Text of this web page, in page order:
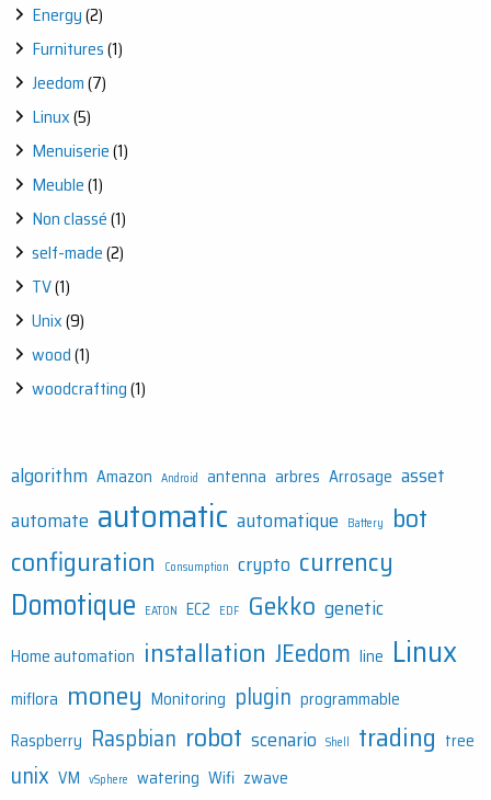
Energy(2)
Furnitures(1)
Jeedom(7)
Linux(5)
Menuiserie(1)
Meuble(1)
Non classé(1)
self-made(2)
TV(1)
Unix(9)
wood(1)
woodcrafting(1)
algorithm Amazon Android antenna arbres Arrosage asset
automate automatic automatique Battery
bot
configuration
Consumption crypto currency
Domotique EATON EC2 EDF Gekko genetic
Home automation installation JEedom line Linux
miflora money Monitoring plugin programmable
Raspberry Raspbian robot scenario Shell trading tree
unix VM vSphere watering Wifi zwave